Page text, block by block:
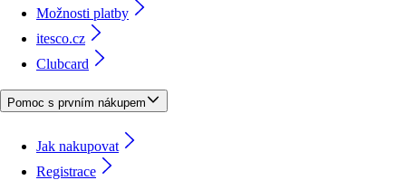
Možnosti platby
itesco.cz
Clubcard
Pomoc s prvním nákupem
Jak nakupovat
Registrace